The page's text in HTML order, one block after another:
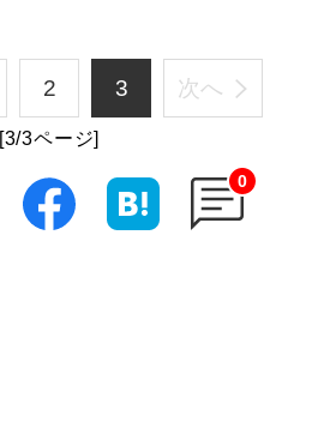
2 3 次へ
[3/3ページ]
0